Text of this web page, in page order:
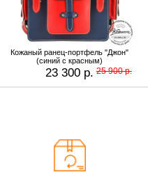
Кожаный ранец-портфель "Джон"
(синий с красным)
23 300 р. 25 900 р.